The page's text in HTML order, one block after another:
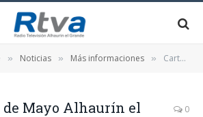
» Noticias » Más informaciones » Cartel Feria de Mayo Alhaurín el Grande 2018
de Mayo Alhaurín el
0